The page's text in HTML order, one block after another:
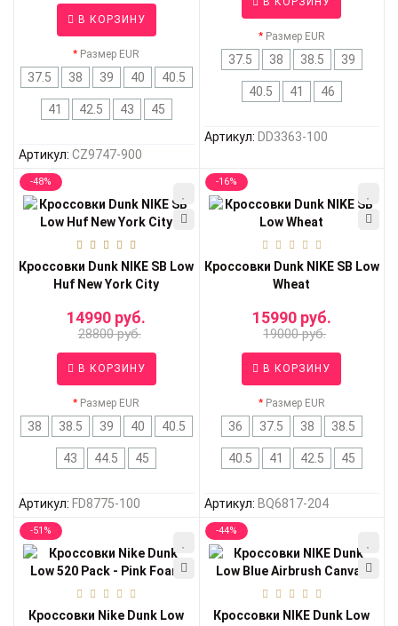
В КОРЗИНУ
Размер EUR
37.5 38 39 40 40.5
41 42.5 43 45
Артикул: CZ9747-900
Размер EUR
37.5 38 38.5 39
40.5 41 46
Артикул: DD3363-100
-48%
Кроссовки Dunk NIKE SB Low
Huf New York City
14990 руб.
28800 руб.
В КОРЗИНУ
Размер EUR
38 38.5 39 40 40.5
43 44.5 45
Артикул: FD8775-100
-16%
Кроссовки Dunk NIKE SB Low
Wheat
15990 руб.
19000 руб.
В КОРЗИНУ
Размер EUR
36 37.5 38 38.5
40.5 41 42.5 45
Артикул: BQ6817-204
-51%
Кроссовки Nike Dunk Low
-44%
Кроссовки NIKE Dunk Low